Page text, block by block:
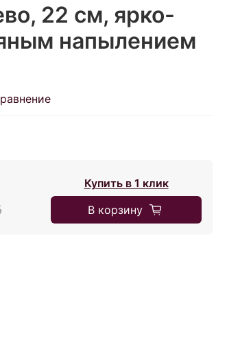
22 см, ярко-
напылением
Купить в 1 клик
В корзину